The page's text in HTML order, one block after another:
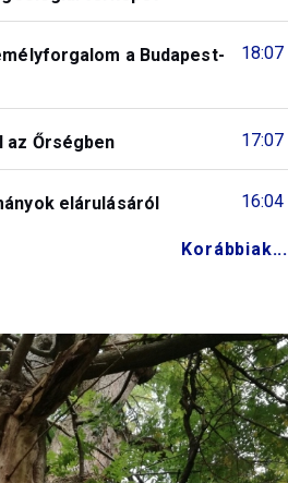
18:07
a Budapest-
17:07
Őrségben
16:04
elárulásáról
Korábbiak...